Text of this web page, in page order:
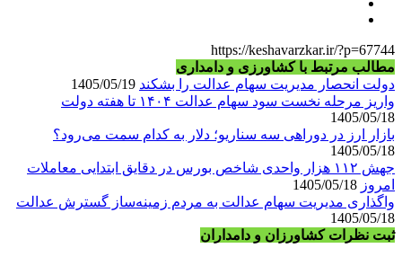
https://keshavarzkar.ir/?p=67744
مطالب مرتبط با کشاورزی و دامداری
دولت انحصار مدیریت سهام عدالت را بشکند
واریز مرحله نخست سود سهام عدالت ۱۴۰۴ تا هفته دولت
1405/05/18
بازار ارز در دوراهی سه سناریو؛ دلار به کدام سمت می‌رود؟
1405/05/18
جهش ۱۱۲ هزار واحدی شاخص بورس در دقایق ابتدایی معاملات
امروز
واگذاری مدیریت سهام عدالت به مردم زمینه‌ساز گسترش عدالت
1405/05/18
ثبت نظرات کشاورزان و دامداران